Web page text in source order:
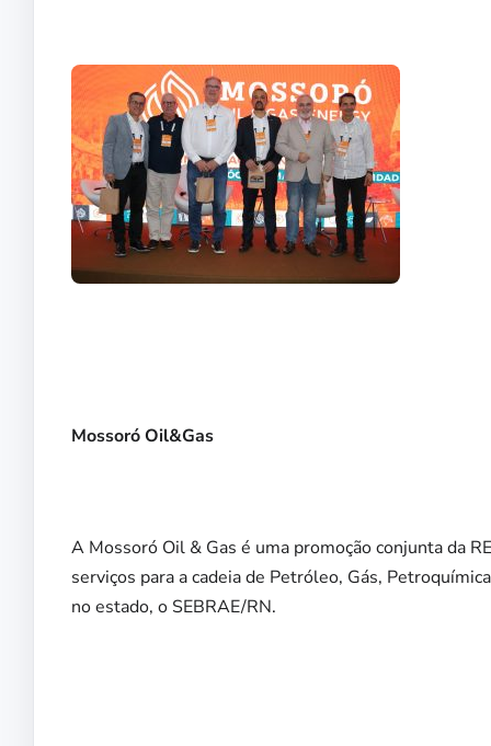
Mossoró Oil&Gas
A Mossoró Oil & Gas é uma promoção conjunta da
serviços para a cadeia de Petróleo, Gás,
no estado, o SEBRAE/RN.